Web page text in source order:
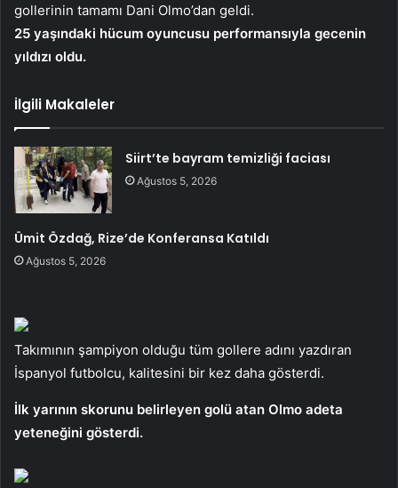
gollerinin tamamı Dani Olmo’dan geldi.
25 yaşındaki hücum oyuncusu performansıyla gecenin
yıldızı oldu.
İlgili Makaleler
Siirt’te bayram temizliği faciası
Ağustos 5, 2026
Ümit Özdağ, Rize’de Konferansa Katıldı
Ağustos 5, 2026
Takımının şampiyon olduğu tüm gollere adını yazdıran
İspanyol futbolcu, kalitesini bir kez daha gösterdi.
İlk yarının skorunu belirleyen golü atan Olmo adeta
yeteneğini gösterdi.